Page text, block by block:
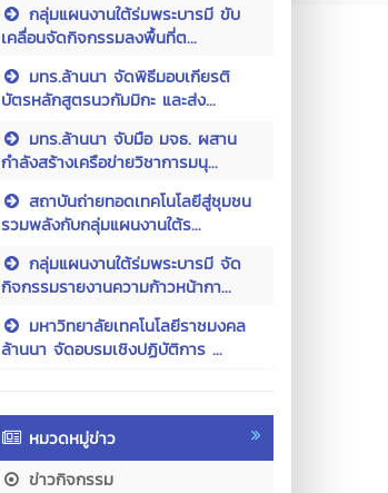
กลุ่มแผนงานใต้ร่มพระบารมี ขับ
เคลื่อนจัดกิจกรรมลงพื้นที่ต...
มทร.ล้านนา จัดพิธีมอบเกียรติ
บัตรหลักสูตรนวกัมมิกะ และส่ง...
มทร.ล้านนา จับมือ มจธ. ผสาน
กำลังสร้างเครือข่ายวิชาการมนุ...
สถาบันถ่ายทอดเทคโนโลยีสู่ชุมชน
รวมพลังกับกลุ่มแผนงานใต้ร...
กลุ่มแผนงานใต้ร่มพระบารมี จัด
กิจกรรมรายงานความก้าวหน้ากา...
มหาวิทยาลัยเทคโนโลยีราชมงคล
ล้านนา จัดอบรมเชิงปฏิบัติการ ...
หมวดหมู่ข่าว
ข่าวกิจกรรม